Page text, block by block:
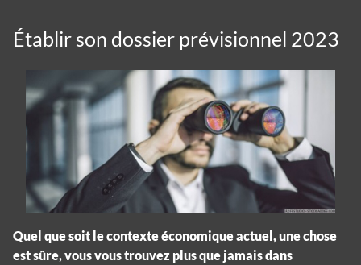
Établir son dossier prévisionnel 2023
Quel que soit le contexte économique actuel, une chose
est sûre, vous vous trouvez plus que jamais dans